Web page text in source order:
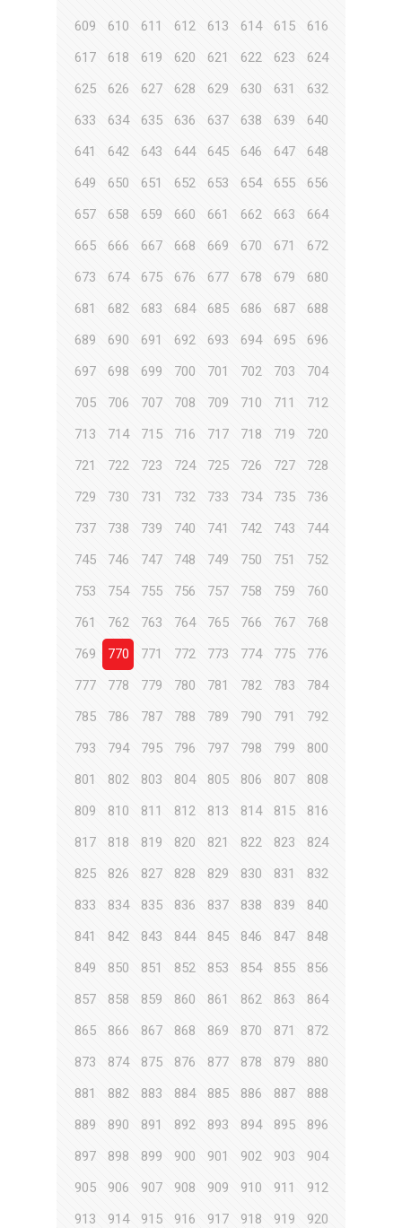
609
610 611 612 613 614 615
616
617
618 619 620 621 622 623
624
625
626 627 628 629 630 631
632
633
634 635 636 637 638 639
640
641
642 643 644 645 646 647
648
649
650 651 652 653 654 655
656
657
658 659 660 661 662 663
664
665
666 667 668 669 670 671
672
673
674 675 676 677 678 679
680
681
682 683 684 685 686 687
688
689
690 691 692 693 694 695
696
697
698 699 700 701 702 703
704
705
706 707 708 709 710 711
712
713
714 715 716 717 718 719
720
721
722 723 724 725 726 727
728
729
730 731 732 733 734 735
736
737
738 739 740 741 742 743
744
745
746 747 748 749 750 751
752
753
754 755 756 757 758 759
760
761
762 763 764 765 766 767
768
769
770 771 772 773 774 775
776
777
778 779 780 781 782 783
784
785
786 787 788 789 790 791
792
793
794 795 796 797 798 799
800
801
802 803 804 805 806 807
808
809
810 811 812 813 814 815
816
817
818 819 820 821 822 823
824
825
826 827 828 829 830 831
832
833
834 835 836 837 838 839
840
841
842 843 844 845 846 847
848
849
850 851 852 853 854 855
856
857
858 859 860 861 862 863
864
865
866 867 868 869 870 871
872
873
874 875 876 877 878 879
880
881
882 883 884 885 886 887
888
889
890 891 892 893 894 895
896
897
898 899 900 901 902 903
904
905
906 907 908 909 910 911
912
913
914 915 916 917 918 919
920